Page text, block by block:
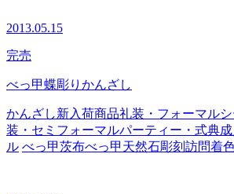
2013.05.15
完売
べっ甲蝶彫りかんざし
かんざし新入荷商品礼装・フォーマル
装・セミフォーマルパーティー・式典
ル べっ甲茨布べっ甲 天然石彫刻 訪問着